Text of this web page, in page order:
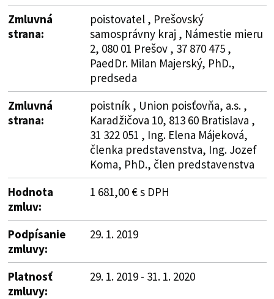
Zmluvná
strana:
poistovatel , Prešovský
samosprávny kraj , Námestie mieru
2, 080 01 Prešov , 37 870 475 ,
PaedDr. Milan Majerský, PhD.,
predseda
Zmluvná
strana:
poistník , Union poisťovňa, a.s. ,
Karadžičova 10, 813 60 Bratislava ,
31 322 051 , Ing. Elena Májeková,
členka predstavenstva, Ing. Jozef
Koma, PhD., člen predstavenstva
Hodnota
zmluv:
1 681,00 € s DPH
Podpísanie
zmluvy:
29. 1. 2019
Platnosť
zmluvy:
29. 1. 2019 - 31. 1. 2020